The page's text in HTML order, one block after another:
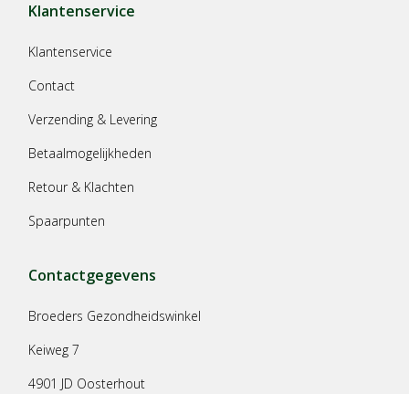
Klantenservice
Klantenservice
Contact
Verzending & Levering
Betaalmogelijkheden
Retour & Klachten
Spaarpunten
Contactgegevens
Broeders Gezondheidswinkel
Keiweg 7
4901 JD Oosterhout